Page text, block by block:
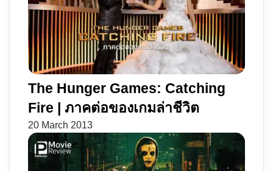
The Hunger Games: Catching
Fire | ภาคต่อของเกมล่าชีวิต
20 March 2013